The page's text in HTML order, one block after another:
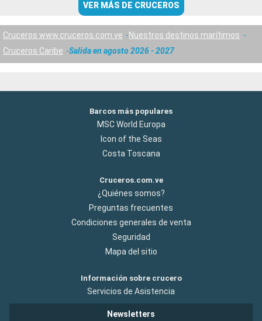
VER MÁS DE CRUCEROS
Cruceros www.cruceros.com.ve
Nuestros destinos marítimos
Cruceros Caribe
Salida en agosto 2026 - 2027
Barcos más populares
MSC World Europa
Icon of the Seas
Costa Toscana
Cruceros.com.ve
¿Quiénes somos?
Preguntas frecuentes
Condiciones generales de venta
Seguridad
Mapa del sitio
Información sobre crucero
Servicios de Asistencia
Newsletters